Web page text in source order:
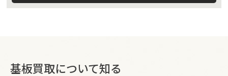
基板買取について知る